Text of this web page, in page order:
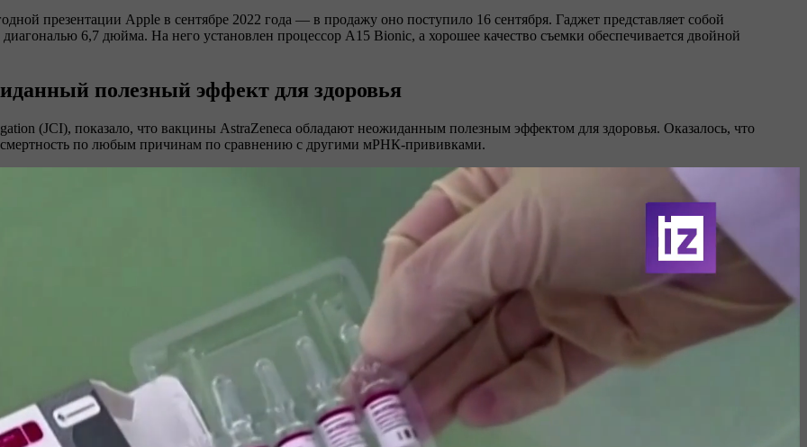
презентации Apple в сентябре 2022 года — в продажу оно поступило 16 сентября. Гаджет представляет собой
6,7 дюйма. На него установлен процессор A15 Bionic, а хорошее качество съемки обеспечивается двойной
полезный эффект для здоровья
(JCI), показало, что вакцины AstraZeneca обладают неожиданным полезным эффектом для здоровья. Оказалось, что
по любым причинам по сравнению с другими мРНК-прививками.